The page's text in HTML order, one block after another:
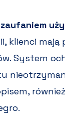
zaufaniem
klienci mają
System